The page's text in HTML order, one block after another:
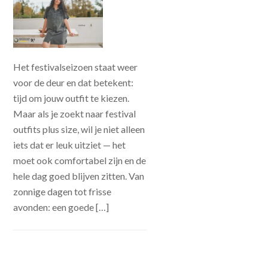
Het festivalseizoen staat weer
voor de deur en dat betekent:
tijd om jouw outfit te kiezen.
Maar als je zoekt naar festival
outfits plus size, wil je niet alleen
iets dat er leuk uitziet — het
moet ook comfortabel zijn en de
hele dag goed blijven zitten. Van
zonnige dagen tot frisse
avonden: een goede […]